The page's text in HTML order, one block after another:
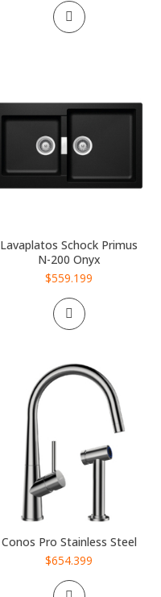
Lavaplatos Schock Primus
N-200 Onyx
$559.199
Conos Pro Stainless Steel
$654.399